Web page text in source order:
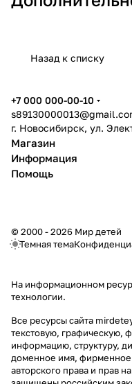
Назад к списку
+7 000 000-00-10
г. Новосибирск, ул.
Магазин
Информация
Помощь
© 2000 - 2026 Мир детей
Темная тема
На информационном
технологии.
Все ресурсы сайта
текстовую, графическую,
информацию, структуру,
доменное имя, фирменное
авторского права и прав